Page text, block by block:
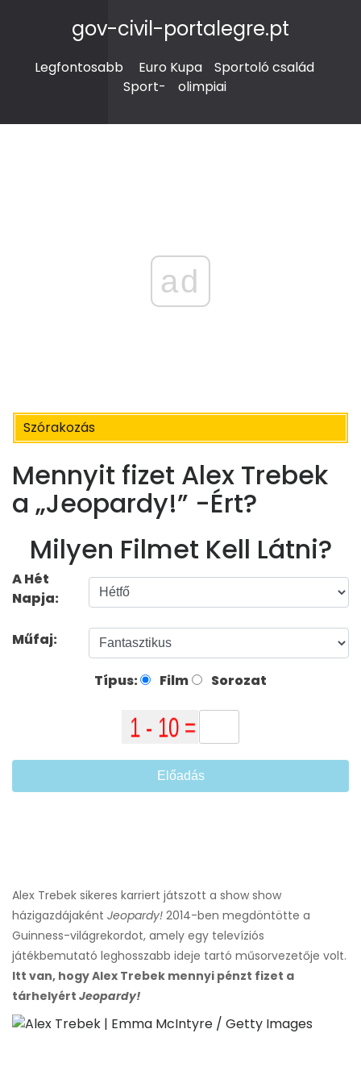
gov-civil-portalegre.pt
Legfontosabb Euro Kupa
Sportoló család
Sport-
olimpiai
ad
Szórakozás
Mennyit fizet Alex Trebek
a „Jeopardy!” -Ért?
Milyen Filmet Kell Látni?
A Hét
Napja:
Műfaj:
Típus: Film Sorozat
Előadás
Alex Trebek sikeres karriert játszott a show show
házigazdájaként Jeopardy! 2014-ben megdöntötte a
Guinness-világrekordot, amely egy televíziós
játékbemutató leghosszabb ideje tartó műsorvezetője volt.
Itt van, hogy Alex Trebek mennyi pénzt fizet a
tárhelyért Jeopardy!